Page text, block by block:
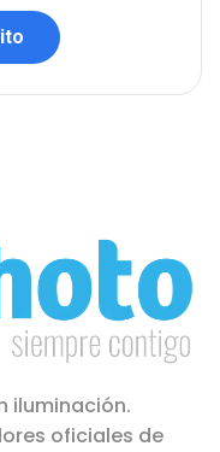
iluminación.
oficiales de